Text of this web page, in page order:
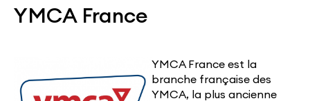
YMCA France
YMCA France est la
branche française des
YMCA, la plus ancienne